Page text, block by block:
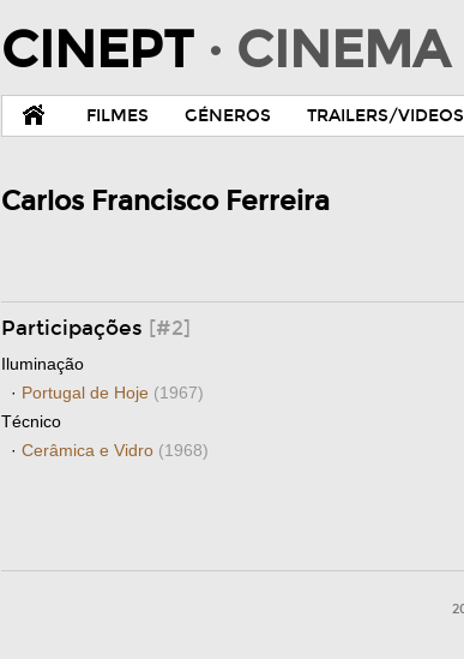
CINEPT ·
FILMES GÉNEROS TRAILERS/VIDEOS
Carlos Francisco Ferreira
Participações [#2]
Iluminação
· Portugal de Hoje (1967)
Técnico
· Cerâmica e Vidro (1968)